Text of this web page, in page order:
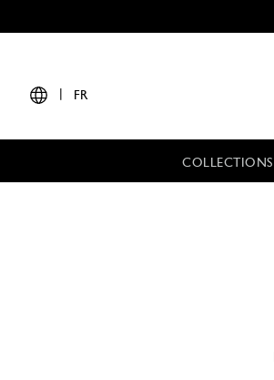
FR
COLLECTIONS